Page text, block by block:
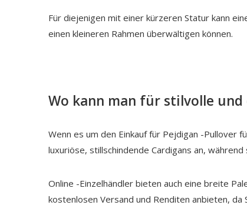
Für diejenigen mit einer kürzeren Statur kann
einen kleineren Rahmen überwältigen können.
Wo kann man für stilvolle
Wenn es um den Einkauf für Pejdigan -Pullover
luxuriöse, stillschindende Cardigans an,
Online -Einzelhändler bieten auch eine breite
kostenlosen Versand und Renditen anbieten,